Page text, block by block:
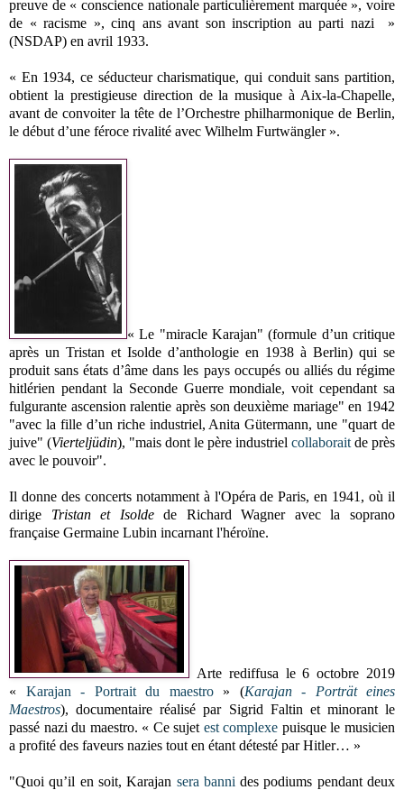
preuve de « conscience nationale particulièrement marquée », voire
de « racisme », cinq ans avant son inscription au parti nazi »
(NSDAP) en avril 1933.
« En 1934, ce séducteur charismatique, qui conduit sans partition,
obtient la prestigieuse direction de la musique à Aix-la-Chapelle,
avant de convoiter la tête de l’Orchestre philharmonique de Berlin,
le début d’une féroce rivalité avec Wilhelm Furtwängler ».
« Le "miracle Karajan" (formule d’un critique
après un Tristan et Isolde d’anthologie en 1938 à Berlin) qui se
produit sans états d’âme dans les pays occupés ou alliés du régime
hitlérien pendant la Seconde Guerre mondiale, voit cependant sa
fulgurante ascension ralentie après son deuxième mariage" en 1942
"avec la fille d’un riche industriel, Anita Gütermann, une "quart de
juive" (Vierteljüdin), "mais dont le père industriel collaborait de près
avec le pouvoir".
Il donne des concerts notamment à l'Opéra de Paris, en 1941, où il
dirige Tristan et Isoldede Richard Wagner avec la soprano
française Germaine Lubin incarnant l'héroïne.
Arte rediffusa le 6 octobre 2019
« Karajan - Portrait du maestro» (Karajan - Porträt eines
Maestros), documentaire réalisé par Sigrid Faltin et minorant le
passé nazi du maestro. « Ce sujet est complexe puisque le musicien
a profité des faveurs nazies tout en étant détesté par Hitler… »
"Quoi qu’il en soit, Karajan sera banni des podiums pendant deux